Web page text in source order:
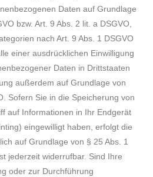
Daten auf Grundlage
bzw. Art. 9 Abs. 2 lit. a DSGVO,
nach Art. 9 Abs. 1 DSGVO
einer ausdrücklichen Einwilligung
Daten in Drittstaaten
außerdem auf Grundlage von
Sofern Sie in die Speicherung von
auf Informationen in Ihr Endgerät
eingewilligt haben, erfolgt die
auf Grundlage von § 25 Abs. 1
jederzeit widerrufbar. Sind Ihre
oder zur Durchführung